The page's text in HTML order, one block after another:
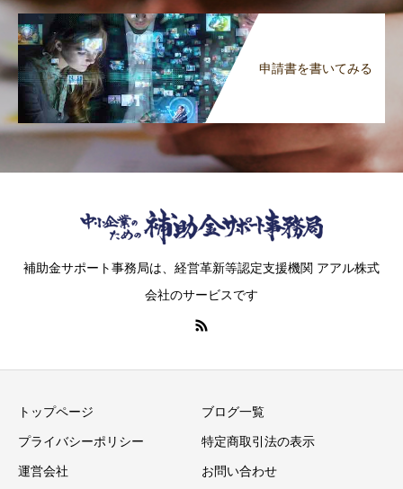
申請書を書いてみる
補助金サポート事務局は、経営革新等認定支援機関 アアル株式
会社のサービスです
トップページ ブログ一覧
プライバシーポリシー 特定商取引法の表示
運営会社 お問い合わせ